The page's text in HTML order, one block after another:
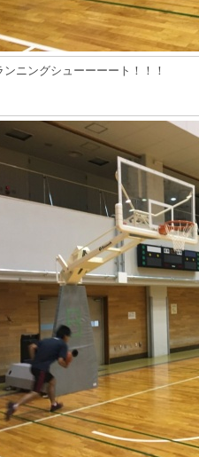
ニングシューーーート！！！